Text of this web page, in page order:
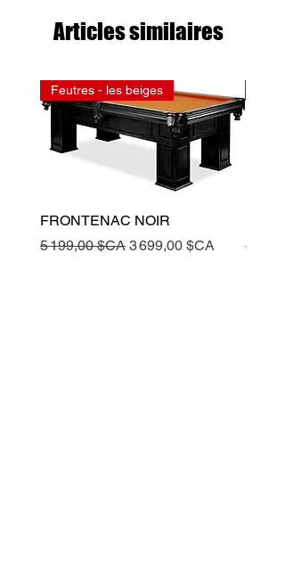
Articles similaires
Feutres - les beiges
FRONTENAC NOIR
Prix original
5 199,00 $CA Prix promotionnel
3 699,00 $CA
Prix
5